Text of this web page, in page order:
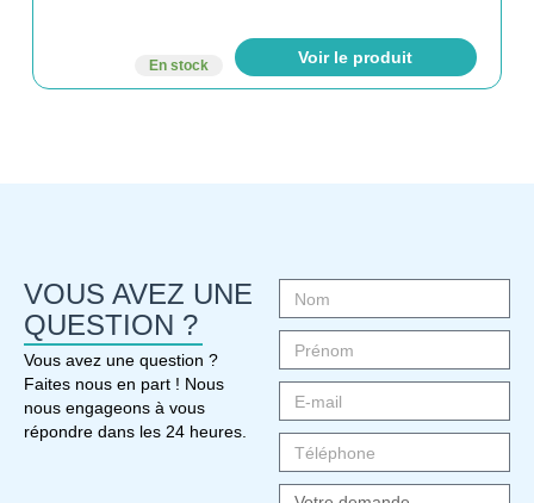
En stock Voir le produit
VOUS AVEZ UNE
QUESTION ?
Vous avez une question ?
Faites nous en part ! Nous
nous engageons à vous
répondre dans les 24 heures.